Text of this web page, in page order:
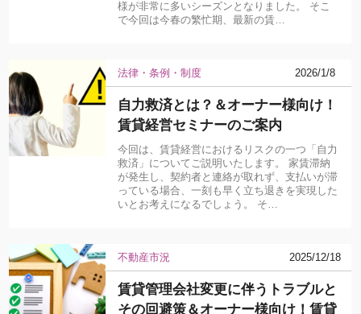
様が非常に多いシーズンとなりました。 そこ
で今回は今春の繁忙期、最新の賃…
法律・条例・制度 2026/1/8
自力救済とは？＆オーナー様向け！
賃貸経営セミナーのご案内
今回は、賃貸経営におけるリスクの一つ「自力
救済」についてご説明いたします。 家賃滞納
が発生し、契約者と連絡が取れず、支払いが滞
っている場合、一刻も早く立ち退きを実現した
いとお考えになるでしょう。 そ…
不動産市況 2025/12/18
賃貸管理会社変更に伴うトラブルと
その回避策＆オーナー様向け！賃貸